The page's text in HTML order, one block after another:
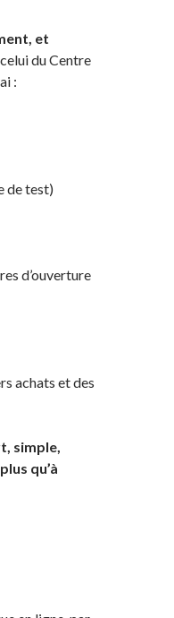
et
du Centre
:
de test)
d’ouverture
achats et des
simple,
qu’à